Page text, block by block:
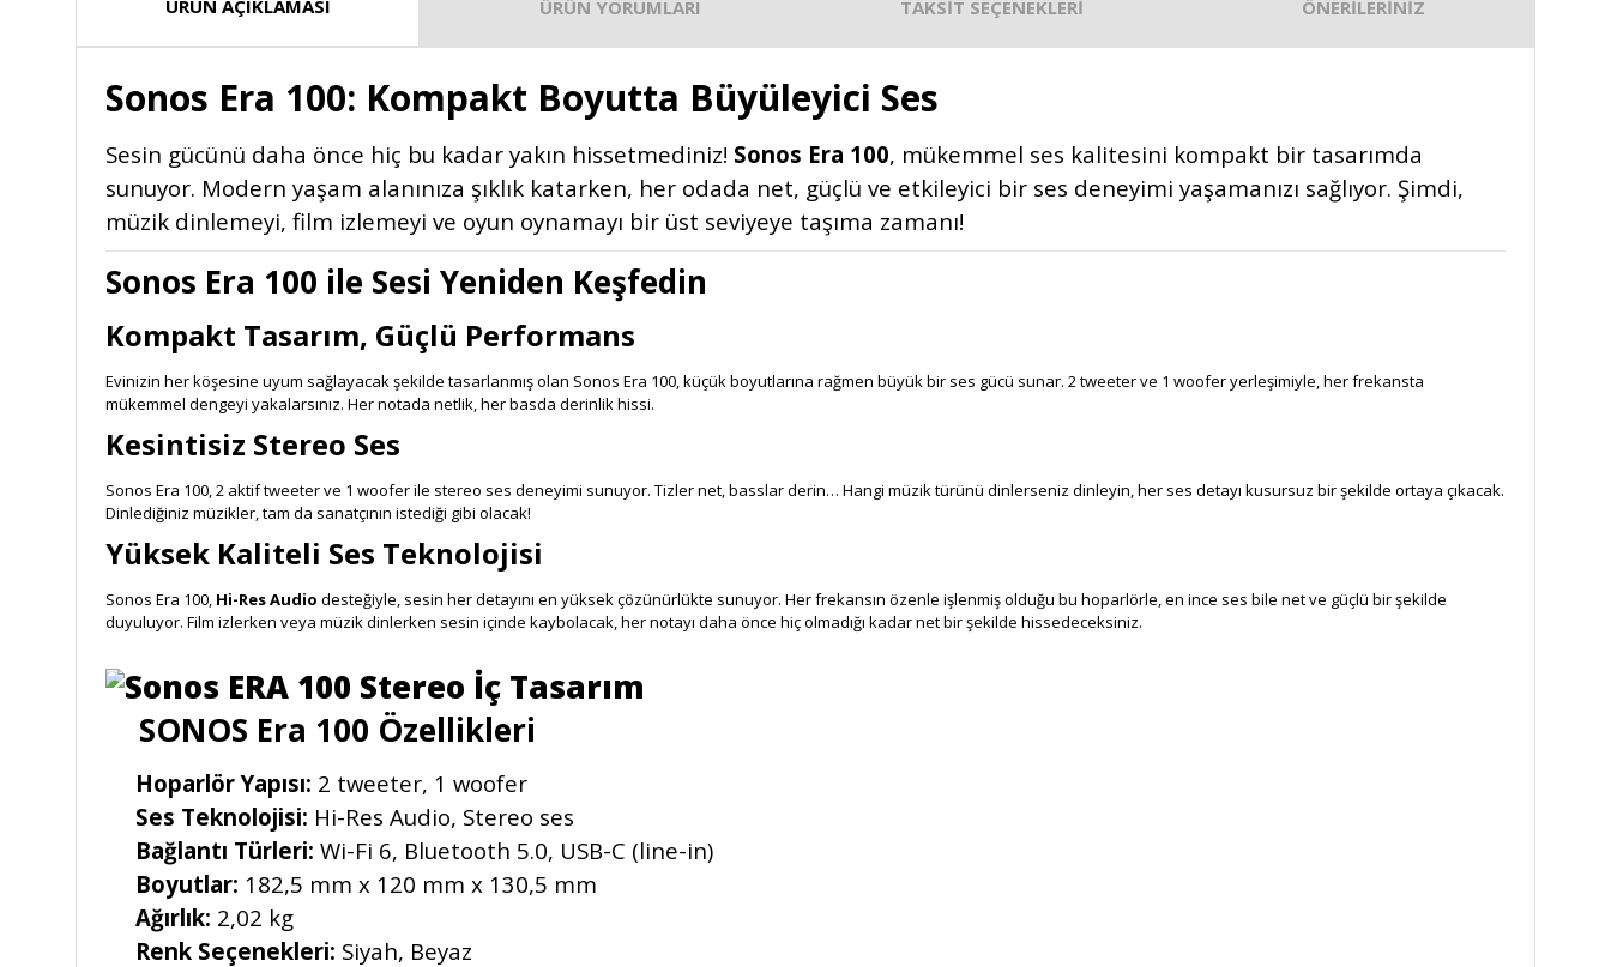
ÜRÜN AÇIKLAMASI ÜRÜN YORUMLARI TAKSİT SEÇENEKLERİ ÖNERİLERİNİZ
Sonos Era 100: Kompakt Boyutta Büyüleyici Ses
Sesin gücünü daha önce hiç bu kadar yakın hissetmediniz! Sonos Era 100, mükemmel ses kalitesini kompakt bir tasarımda
sunuyor. Modern yaşam alanınıza şıklık katarken, her odada net, güçlü ve etkileyici bir ses deneyimi yaşamanızı sağlıyor. Şimdi,
müzik dinlemeyi, film izlemeyi ve oyun oynamayı bir üst seviyeye taşıma zamanı!
Sonos Era 100 ile Sesi Yeniden Keşfedin
Kompakt Tasarım, Güçlü Performans
Evinizin her köşesine uyum sağlayacak şekilde tasarlanmış olan Sonos Era 100, küçük boyutlarına rağmen büyük bir ses gücü sunar. 2 tweeter ve 1 woofer yerleşimiyle, her frekansta
mükemmel dengeyi yakalarsınız. Her notada netlik, her basda derinlik hissi.
Kesintisiz Stereo Ses
Sonos Era 100, 2 aktif tweeter ve 1 woofer ile stereo ses deneyimi sunuyor. Tizler net, basslar derin… Hangi müzik türünü dinlerseniz dinleyin, her ses detayı kusursuz bir şekilde ortaya çıkacak.
Dinlediğiniz müzikler, tam da sanatçının istediği gibi olacak!
Yüksek Kaliteli Ses Teknolojisi
Sonos Era 100, Hi-Res Audio desteğiyle, sesin her detayını en yüksek çözünürlükte sunuyor. Her frekansın özenle işlenmiş olduğu bu hoparlörle, en ince ses bile net ve güçlü bir şekilde
duyuluyor. Film izlerken veya müzik dinlerken sesin içinde kaybolacak, her notayı daha önce hiç olmadığı kadar net bir şekilde hissedeceksiniz.
SONOS Era 100 Özellikleri
Hoparlör Yapısı: 2 tweeter, 1 woofer
Ses Teknolojisi: Hi-Res Audio, Stereo ses
Bağlantı Türleri: Wi-Fi 6, Bluetooth 5.0, USB-C (line-in)
Boyutlar: 182,5 mm x 120 mm x 130,5 mm
Ağırlık: 2,02 kg
Renk Seçenekleri: Siyah, Beyaz